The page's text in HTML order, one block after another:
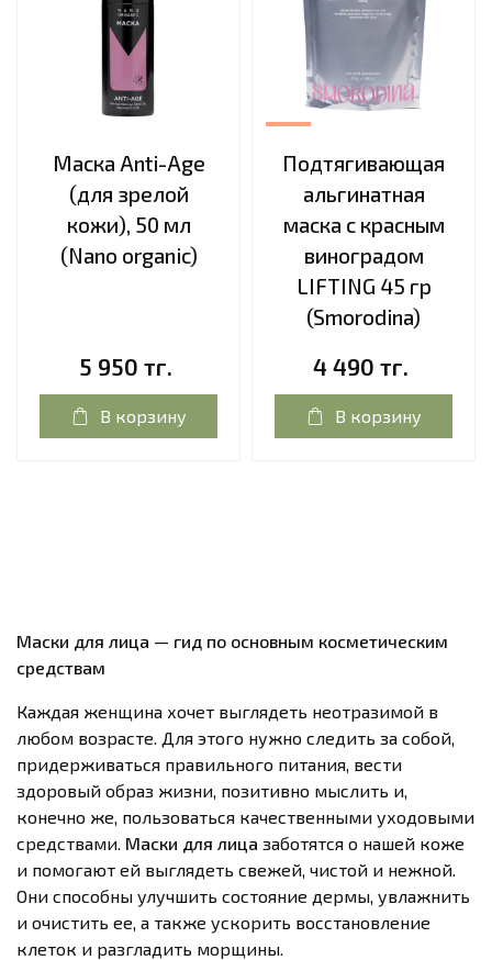
Маска Anti-Age
(для зрелой
кожи), 50 мл
(Nano organic)
5 950 тг.
В корзину
Подтягивающая
альгинатная
маска с красным
виноградом
LIFTING 45 гр
(Smorodina)
4 490 тг.
В корзину
Маски для лица — гид по основным косметическим
средствам
Каждая женщина хочет выглядеть неотразимой в
любом возрасте. Для этого нужно следить за собой,
придерживаться правильного питания, вести
здоровый образ жизни, позитивно мыслить и,
конечно же, пользоваться качественными уходовыми
средствами. Маски для лица заботятся о нашей коже
и помогают ей выглядеть свежей, чистой и нежной.
Они способны улучшить состояние дермы, увлажнить
и очистить ее, а также ускорить восстановление
клеток и разгладить морщины.